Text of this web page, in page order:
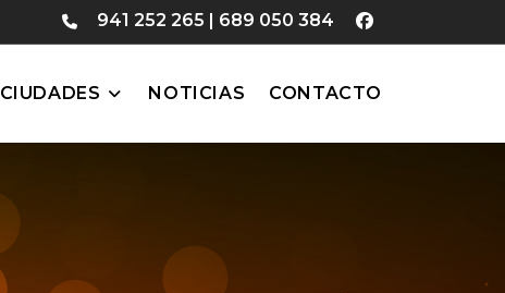
941 252 265 | 689 050 384
CIUDADES NOTICIAS CONTACTO